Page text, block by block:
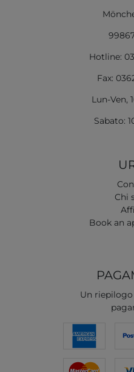
Hotline:
Fax:
Lun-Ven,
Sabato:
Chi
Book an
Un